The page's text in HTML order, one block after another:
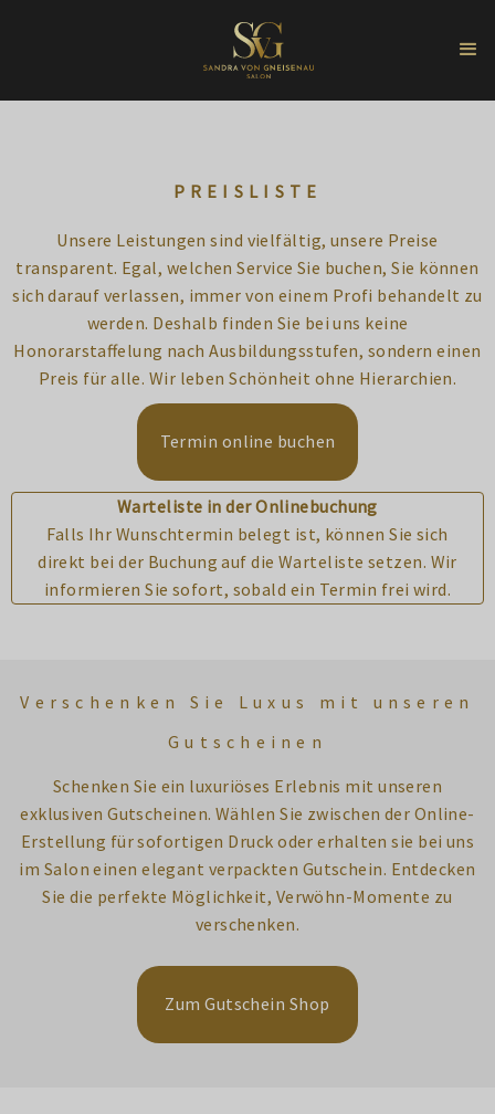
PREISLISTE
Unsere Leistungen sind vielfältig, unsere Preise
transparent. Egal, welchen Service Sie buchen, Sie können
sich darauf verlassen, immer von einem Profi behandelt zu
werden. Deshalb finden Sie bei uns keine
Honorarstaffelung nach Ausbildungsstufen, sondern einen
Preis für alle. Wir leben Schönheit ohne Hierarchien.
Termin online buchen
Warteliste in der Onlinebuchung
Falls Ihr Wunschtermin belegt ist, können Sie sich
direkt bei der Buchung auf die Warteliste setzen. Wir
informieren Sie sofort, sobald ein Termin frei wird.
Verschenken Sie Luxus mit unseren
Gutscheinen
Schenken Sie ein luxuriöses Erlebnis mit unseren
exklusiven Gutscheinen. Wählen Sie zwischen der Online-
Erstellung für sofortigen Druck oder erhalten sie bei uns
im Salon einen elegant verpackten Gutschein. Entdecken
Sie die perfekte Möglichkeit, Verwöhn-Momente zu
verschenken.
Zum Gutschein Shop